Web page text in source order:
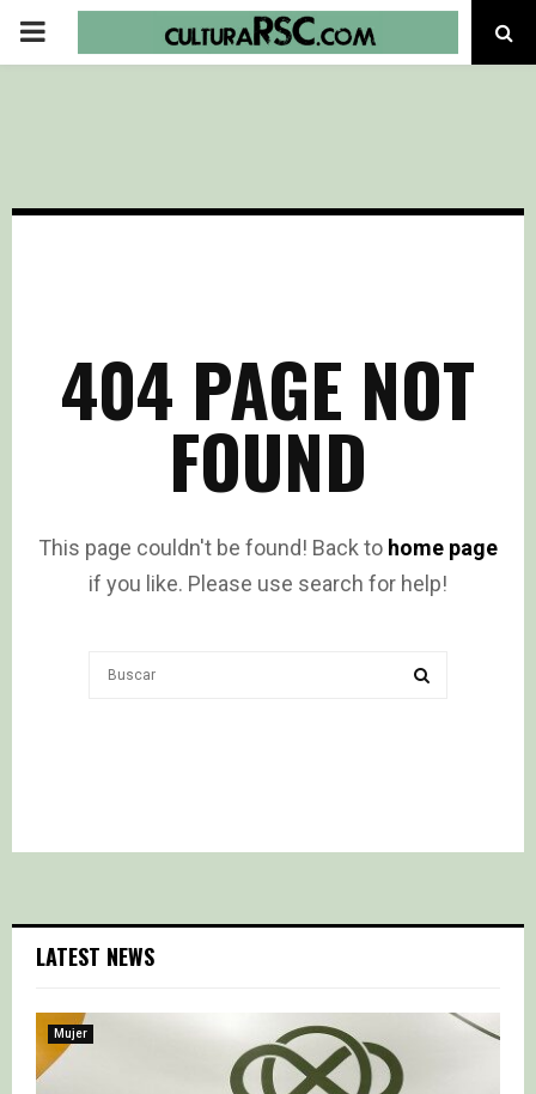
PRIMARY
404 PAGE NOT
FOUND
This page couldn't be found! Back to home page
if you like. Please use search for help!
Search
LATEST NEWS
Mujer